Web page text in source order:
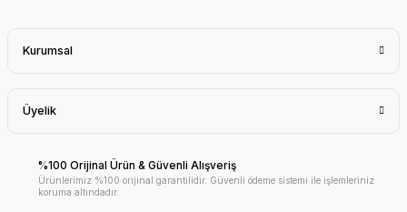
Kurumsal
Üyelik
%100 Orijinal Ürün & Güvenli Alışveriş
Ürünlerimiz %100 orijinal garantilidir. Güvenli ödeme sistemi ile işlemleriniz
koruma altındadır.